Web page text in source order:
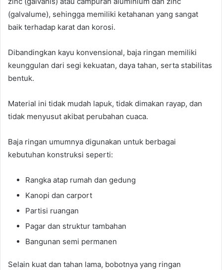
(galvalume), sehingga memiliki ketahanan yang sangat
baik terhadap karat dan korosi.
Dibandingkan kayu konvensional, baja ringan memiliki
keunggulan dari segi kekuatan, daya tahan, serta stabilitas
bentuk.
Material ini tidak mudah lapuk, tidak dimakan rayap, dan
tidak menyusut akibat perubahan cuaca.
Baja ringan umumnya digunakan untuk berbagai
kebutuhan konstruksi seperti:
Rangka atap rumah dan gedung
Kanopi dan carport
Partisi ruangan
Pagar dan struktur tambahan
Bangunan semi permanen
Selain kuat dan tahan lama, bobotnya yang ringan